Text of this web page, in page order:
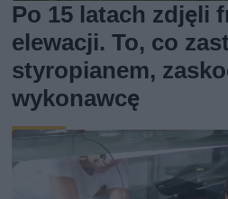
Po 15 latach zdjęli
elewacji. To, co
styropianem,
wykonawcę